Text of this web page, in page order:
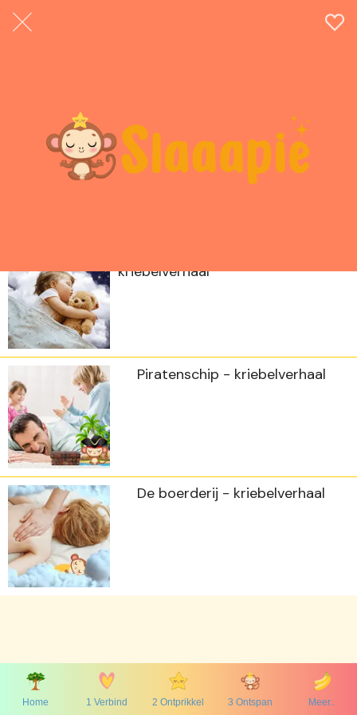
Noedel het kleine grijze muisje -
Boswandeling - kriebelverhaal
kriebelverhaal
Piratenschip - kriebelverhaal
De boerderij - kriebelverhaal
Home 1 Verbind 2 Ontprikkel 3 Ontspan Meer..